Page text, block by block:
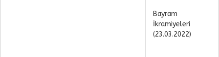
Bayram
İkramiyeleri
(23.03.2022)